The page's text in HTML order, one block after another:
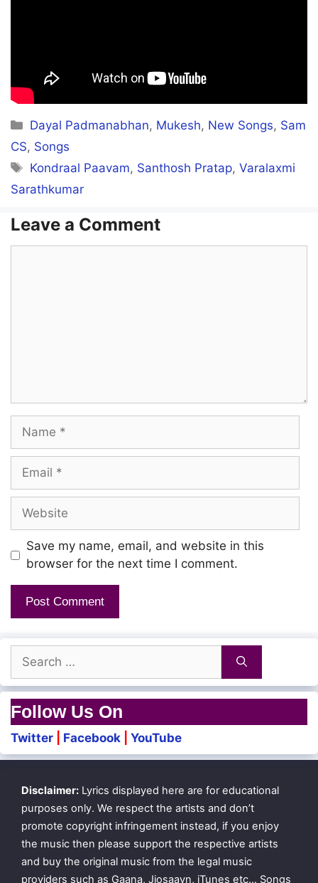
Categories
Dayal Padmanabhan, Mukesh, New Songs, Sam
CS, Songs
Tags
Kondraal Paavam, Santhosh Pratap,Varalaxmi
Sarathkumar
Leave a Comment
Name
Email
Website
Save my name, email, and website in this
browser for the next time I comment.
Search
for:
Follow Us On
Twitter Facebook YouTube
Disclaimer: Lyrics displayed here are for educational
purposes only. We respect the artists and don’t
promote copyright infringement instead, if you enjoy
the music then please support the respective artists
and buy the original music from the legal music
providers such as Gaana, Jiosaavn, iTunes etc… Songs